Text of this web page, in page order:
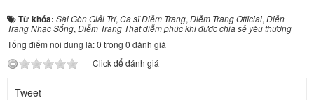
Từ khóa: Sài Gòn Giải Trí,Ca sĩ Diễm Trang,Diễm Trang Official,Diễn
Trang Nhạc Sống,Diễm Trang Thật diễm phúc khi được chia sẻ yêu thương
Tổng điểm nội dung là: 0 trong 0 đánh giá
Click để đánh giá
Tweet